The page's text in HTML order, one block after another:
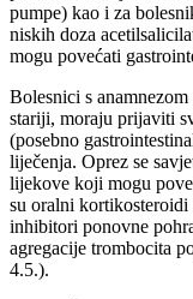
pumpe) kao i za
niskih doza
mogu povećati
Bolesnici s
stariji, moraju prijaviti
(posebno
liječenja. Oprez se
lijekove koji mogu
su oralni
inhibitori ponovne
agregacije trombocita
4.5.).